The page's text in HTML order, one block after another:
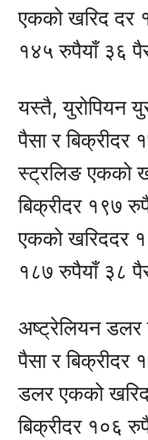
एकको खरिद दर
१४५ रुपैयाँ ३६
यस्तै, युरोपियन
पैसा र बिक्रीदर
स्ट्रलिङ एकको
बिक्रीदर १९७
एकको खरिददर
१८७ रुपैयाँ ३८
अष्ट्रेलियन
पैसा र बिक्रीदर
डलर एकको
बिक्रीदर १०६